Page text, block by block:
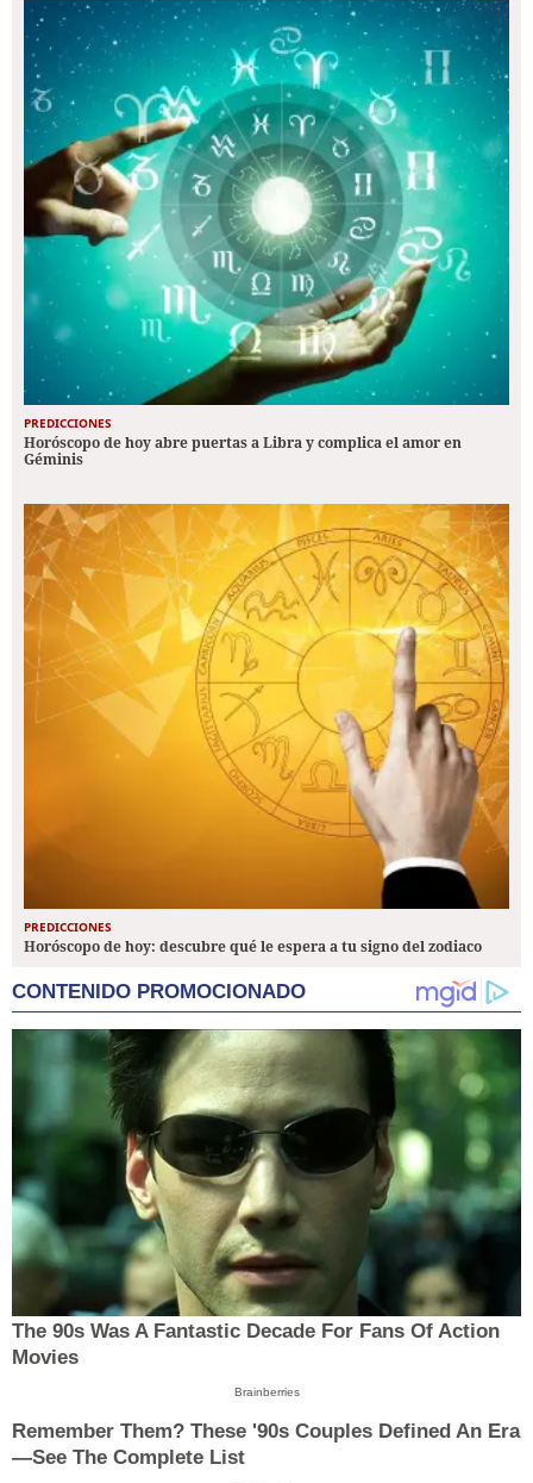
PREDICCIONES
Horóscopo de hoy abre puertas a Libra y complica el amor en
Géminis
PREDICCIONES
Horóscopo de hoy: descubre qué le espera a tu signo del zodiaco
CONTENIDO PROMOCIONADO
The 90s Was A Fantastic Decade For Fans Of Action
Movies
Brainberries
Remember Them? These '90s Couples Defined An Era
—See The Complete List